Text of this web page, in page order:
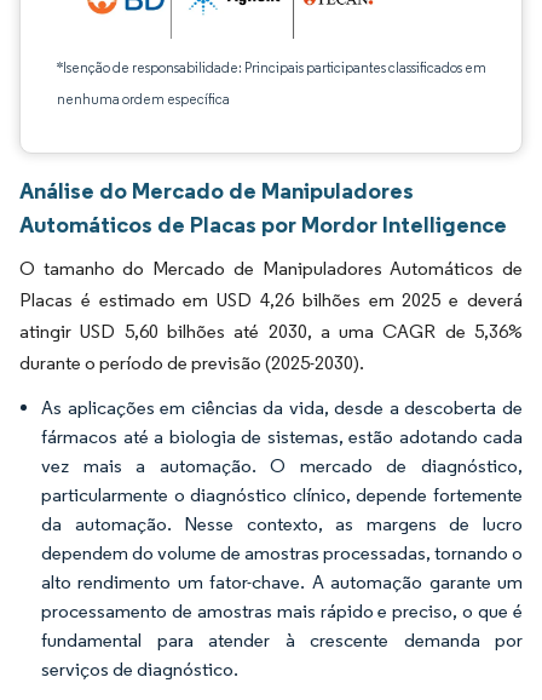
*Isenção de responsabilidade: Principais participantes classificados em
nenhuma ordem específica
Análise do Mercado de Manipuladores
Automáticos de Placas por Mordor Intelligence
O tamanho do Mercado de Manipuladores Automáticos de
Placas é estimado em USD 4,26 bilhões em 2025 e deverá
atingir USD 5,60 bilhões até 2030, a uma CAGR de 5,36%
durante o período de previsão (2025-2030).
As aplicações em ciências da vida, desde a descoberta de
fármacos até a biologia de sistemas, estão adotando cada
vez mais a automação. O mercado de diagnóstico,
particularmente o diagnóstico clínico, depende fortemente
da automação. Nesse contexto, as margens de lucro
dependem do volume de amostras processadas, tornando o
alto rendimento um fator-chave. A automação garante um
processamento de amostras mais rápido e preciso, o que é
fundamental para atender à crescente demanda por
serviços de diagnóstico.